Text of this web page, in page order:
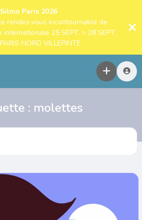
Silmo Paris 2026
le rendez-vous incontournable de
25 SEPT. > 28 SEPT.
NORD VILLEPINTE
: molettes